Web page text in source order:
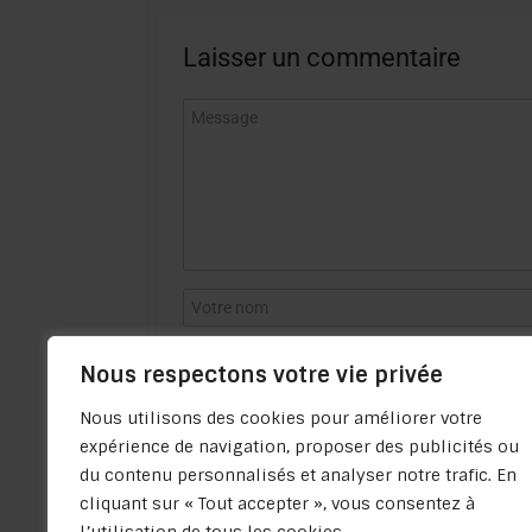
Nous respectons votre vie privée
Nous utilisons des cookies pour améliorer votre
expérience de navigation, proposer des publicités ou
du contenu personnalisés et analyser notre trafic. En
cliquant sur « Tout accepter », vous consentez à
Laisser un commentaire